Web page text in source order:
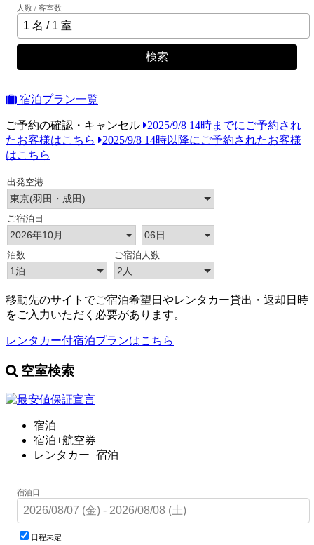
人数 / 客室数
検索
宿泊プラン一覧
ご予約の確認・キャンセル
2025/9/8 14時までにご予約され
たお客様はこちら
2025/9/8 14時以降にご予約されたお客様
はこちら
移動先のサイトでご宿泊希望日やレンタカー貸出・返却日時
をご入力いただく必要があります。
レンタカー付宿泊プランはこちら
空室検索
宿泊
宿泊+航空券
レンタカー+宿泊
宿泊日
日程未定